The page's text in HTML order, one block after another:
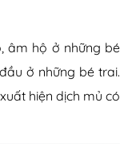
âm hộ ở những bé
ở những bé trai.
hiện dịch mủ có